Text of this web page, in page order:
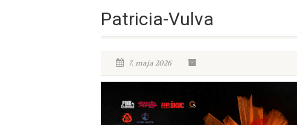
Patricia-Vulva
7. maja 2026